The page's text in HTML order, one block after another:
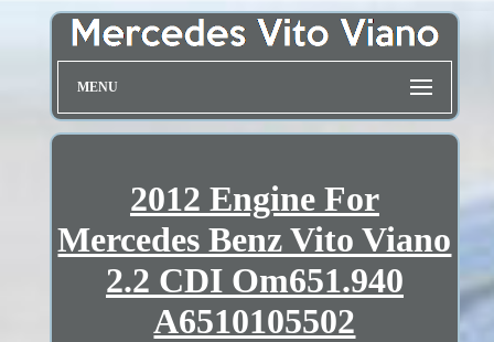
MENU
2012 Engine For
Mercedes Benz Vito Viano
2.2 CDI Om651.940
A6510105502